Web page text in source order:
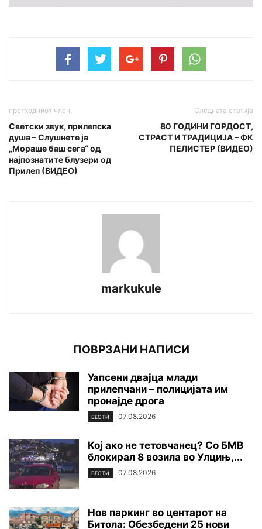
претходниот член,
Светски звук, прилепска
душа – Слушнете ја
„Мораше баш сега“ од
најпознатите блузери од
Прилеп (ВИДЕО)
Следната статија
80 ГОДИНИ ГОРДОСТ,
СТРАСТ И ТРАДИЦИЈА – ФК
ПЕЛИСТЕР (ВИДЕО)
markukule
ПОВРЗАНИ НАПИСИ
Уапсени двајца млади
прилепчани – полицијата им
пронајде дpoга
ВЕСТИ 07.08.2026
Koj ако не тетовчанец? Со БМВ
блокирал 8 возила во Улцињ,...
ВЕСТИ 07.08.2026
Нов паркинг во центарот на
Битола: Обезбедени 25 нови